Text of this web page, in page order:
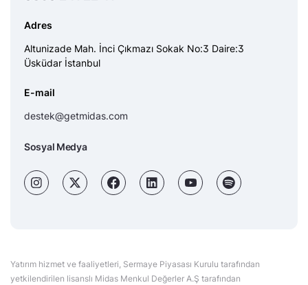
Adres
Altunizade Mah. İnci Çıkmazı Sokak No:3 Daire:3
Üsküdar İstanbul
E-mail
destek@getmidas.com
Sosyal Medya
Yatırım hizmet ve faaliyetleri, Sermaye Piyasası Kurulu tarafından
yetkilendirilen lisanslı Midas Menkul Değerler A.Ş tarafından